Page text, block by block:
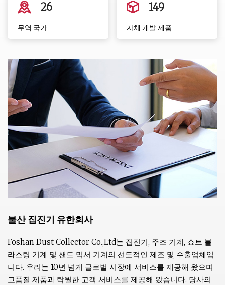
26
무역 국가
149
자체 개발 제품
불산 집진기 유한회사
Foshan Dust Collector Co.,Ltd는 집진기, 주조 기계, 쇼트 블
라스팅 기계 및 샌드 믹서 기계의 선도적인 제조 및 수출업체입
니다. 우리는 10년 넘게 글로벌 시장에 서비스를 제공해 왔으며
고품질 제품과 탁월한 고객 서비스를 제공해 왔습니다. 당사의